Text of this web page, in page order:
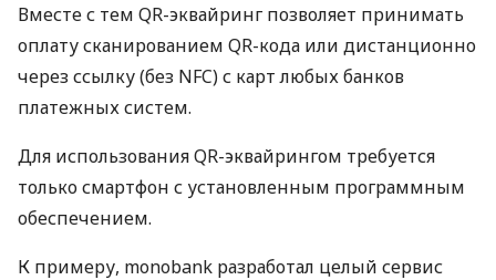
Вместе с тем QR-эквайринг позволяет принимать
оплату сканированием QR-кода или дистанционно
через ссылку (без NFC) с карт любых банков
платежных систем.
Для использования QR-эквайрингом требуется
только смартфон с установленным программным
обеспечением.
К примеру, monobank разработал целый сервис